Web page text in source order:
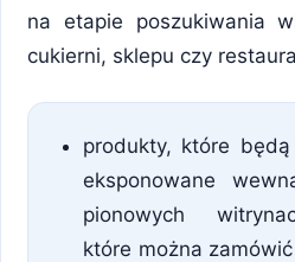
na etapie poszukiwania
cukierni, sklepu czy
produkty, które
eksponowane
pionowych
które można